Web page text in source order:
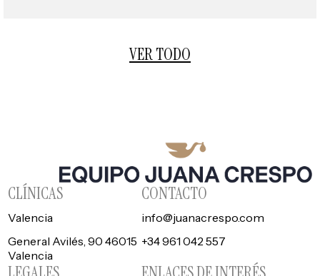
VER TODO
CLÍNICAS
Valencia
General Avilés, 90 46015
Valencia
CONTACTO
info@juanacrespo.com
+34 961 042 557